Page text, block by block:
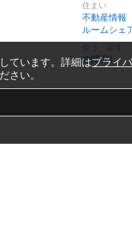
住まい
不動産情報
ルームシェ
仲間探し
ています。詳細はプライ
さい。